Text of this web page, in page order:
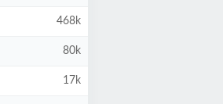
468k
80k
17k